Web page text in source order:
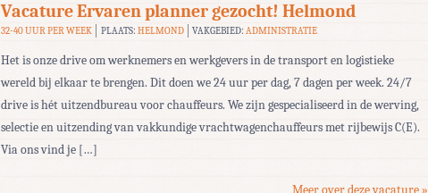
Vacature Ervaren planner gezocht! Helmond
32-40 UUR PER WEEK PLAATS: HELMOND VAKGEBIED:ADMINISTRATIE
Het is onze drive om werknemers en werkgevers in de transport en logistieke
wereld bij elkaar te brengen. Dit doen we 24 uur per dag, 7 dagen per week. 24/7
drive is hét uitzendbureau voor chauffeurs. We zijn gespecialiseerd in de werving,
selectie en uitzending van vakkundige vrachtwagenchauffeurs met rijbewijs C(E).
Via ons vind je […]
Meer over deze vacature »